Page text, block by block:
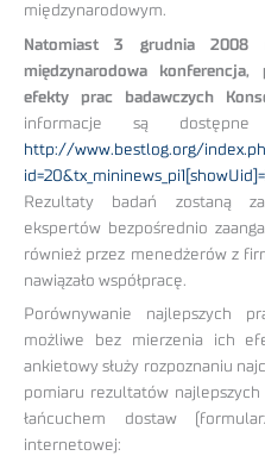
międzynarodowym.
Natomiast 3 grudnia 2008
międzynarodowa konferencja,
efekty prac badawczych
informacje są
http://www.bestlog.org/
Rezultaty badań zostaną
ekspertów bezpośrednio
również przez menedżerów z
nawiązało współpracę.
Porównywanie najlepszych
możliwe bez mierzenia ich
ankietowy służy rozpoznaniu
pomiaru rezultatów
łańcuchem dostaw
internetowej: